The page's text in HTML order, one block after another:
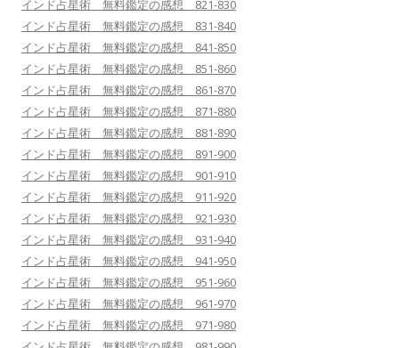
インド占星術 無料鑑定の感想 821-830
インド占星術 無料鑑定の感想 831-840
インド占星術 無料鑑定の感想 841-850
インド占星術 無料鑑定の感想 851-860
インド占星術 無料鑑定の感想 861-870
インド占星術 無料鑑定の感想 871-880
インド占星術 無料鑑定の感想 881-890
インド占星術 無料鑑定の感想 891-900
インド占星術 無料鑑定の感想 901-910
インド占星術 無料鑑定の感想 911-920
インド占星術 無料鑑定の感想 921-930
インド占星術 無料鑑定の感想 931-940
インド占星術 無料鑑定の感想 941-950
インド占星術 無料鑑定の感想 951-960
インド占星術 無料鑑定の感想 961-970
インド占星術 無料鑑定の感想 971-980